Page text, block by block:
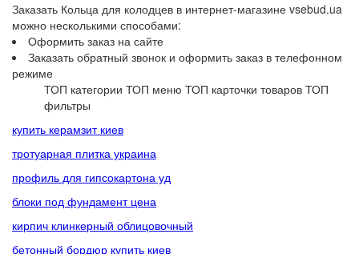
Заказать Кольца для колодцев в интернет-магазине vsebud.ua
можно несколькими способами:
Оформить заказ на сайте
Заказать обратный звонок и оформить заказ в телефонном
режиме
ТОП категории ТОП меню ТОП карточки товаров ТОП
фильтры
купить керамзит киев
тротуарная плитка украина
профиль для гипсокартона уд
блоки под фундамент цена
кирпич клинкерный облицовочный
бетонный бордюр купить киев